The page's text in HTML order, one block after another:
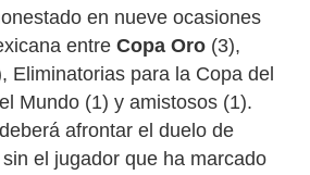
en nueve ocasiones
entre Copa Oro (3),
Eliminatorias para la Copa del
Mundo (1) y amistosos (1).
afrontar el duelo de
el jugador que ha marcado